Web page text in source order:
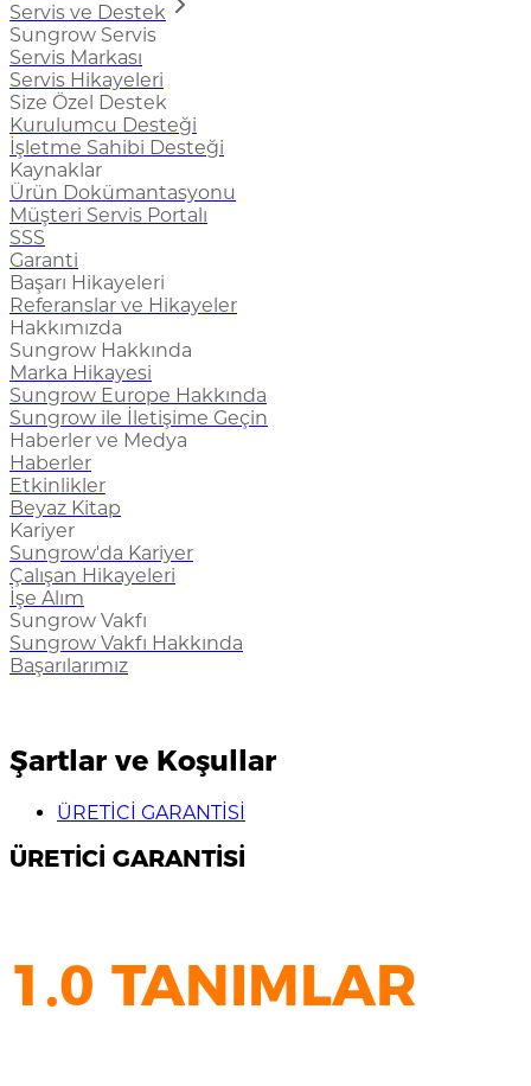
Servis ve Destek
Sungrow Servis
Servis Markası
Servis Hikayeleri
Size Özel Destek
Kurulumcu Desteği
İşletme Sahibi Desteği
Kaynaklar
Ürün Dokümantasyonu
Müşteri Servis Portalı
SSS
Garanti
Başarı Hikayeleri
Referanslar ve Hikayeler
Hakkımızda
Sungrow Hakkında
Marka Hikayesi
Sungrow Europe Hakkında
Sungrow ile İletişime Geçin
Haberler ve Medya
Haberler
Etkinlikler
Beyaz Kitap
Kariyer
Sungrow'da Kariyer
Çalışan Hikayeleri
İşe Alım
Sungrow Vakfı
Sungrow Vakfı Hakkında
Başarılarımız
Şartlar ve Koşullar
ÜRETİCİ GARANTİSİ
ÜRETİCİ GARANTİSİ
1.0 TANIMLAR